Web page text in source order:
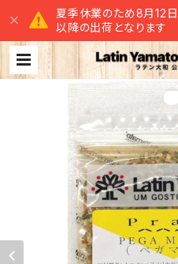
夏季休業のため8月12
以降の出荷となります